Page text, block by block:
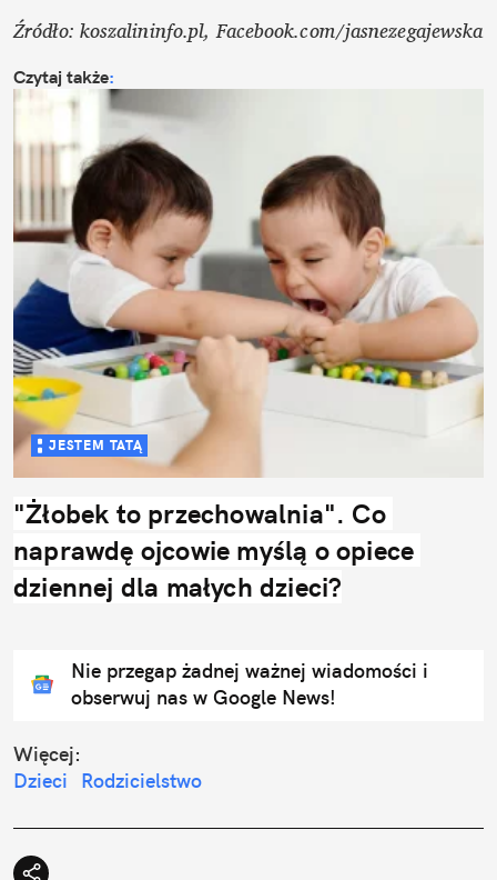
Źródło: koszalininfo.pl, Facebook.com/jasnezegajewska
Czytaj także:
JESTEM TATĄ
"Żłobek to przechowalnia". Co
naprawdę ojcowie myślą o opiece
dziennej dla małych dzieci?
Nie przegap żadnej ważnej wiadomości i
obserwuj nas w Google News!
Więcej:
Dzieci
Rodzicielstwo